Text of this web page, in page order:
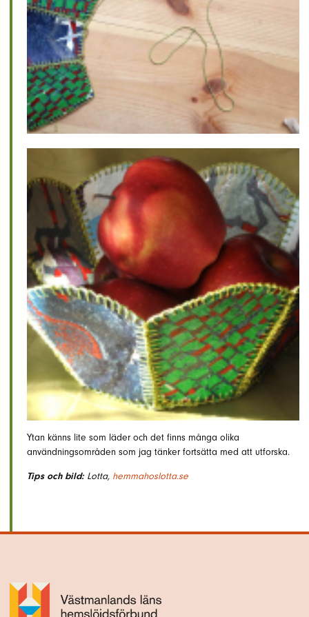
Ytan känns lite som läder och det finns många olika
användningsområden som jag tänker fortsätta med att utforska.
Tips och bild:Lotta, hemmahoslotta.se